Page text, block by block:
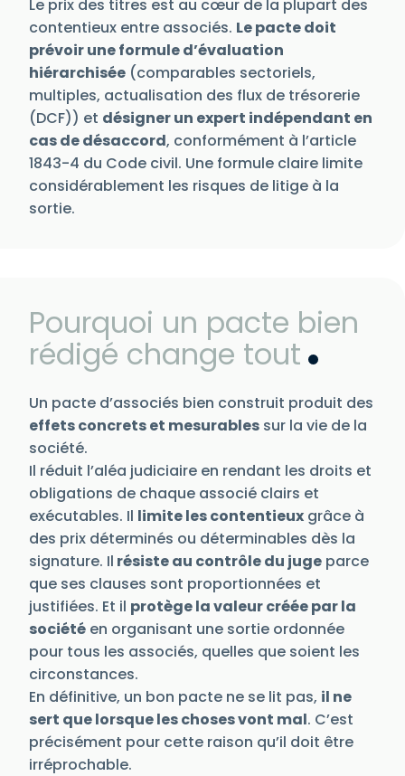
Le prix des titres est au cœur de la plupart des
contentieux entre associés. Le pacte doit
prévoir une formule d’évaluation
hiérarchisée (comparables sectoriels,
multiples, actualisation des flux de trésorerie
(DCF)) et désigner un expert indépendant en
cas de désaccord, conformément à l’article
1843-4 du Code civil. Une formule claire limite
considérablement les risques de litige à la
sortie.
Pourquoi un pacte bien
rédigé change tout
Un pacte d’associés bien construit produit des
effets concrets et mesurables sur la vie de la
société.
Il réduit l’aléa judiciaire en rendant les droits et
obligations de chaque associé clairs et
exécutables. Il limite les contentieux grâce à
des prix déterminés ou déterminables dès la
signature. Il résiste au contrôle du juge parce
que ses clauses sont proportionnées et
justifiées. Et il protège la valeur créée par la
société en organisant une sortie ordonnée
pour tous les associés, quelles que soient les
circonstances.
En définitive, un bon pacte ne se lit pas, il ne
sert que lorsque les choses vont mal. C’est
précisément pour cette raison qu’il doit être
irréprochable.